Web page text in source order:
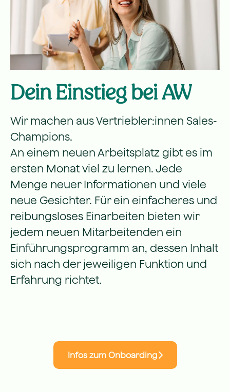
Dein Einstieg bei AW
Wir machen aus Vertriebler:innen Sales-
Champions.
An einem neuen Arbeitsplatz gibt es im
ersten Monat viel zu lernen. Jede
Menge neuer Informationen und viele
neue Gesichter. Für ein einfacheres und
reibungsloses Einarbeiten bieten wir
jedem neuen Mitarbeitenden ein
Einführungsprogramm an, dessen Inhalt
sich nach der jeweiligen Funktion und
Erfahrung richtet.
Infos zum Onboarding